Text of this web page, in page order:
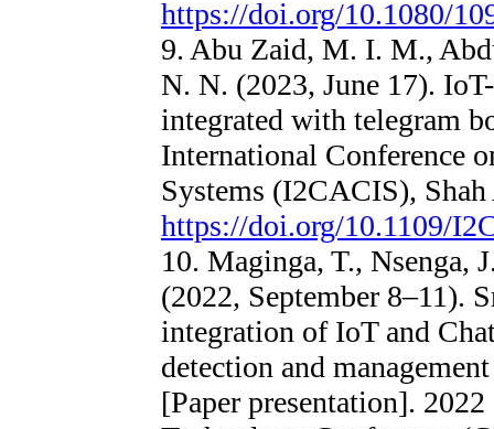
https://doi.org/10.1080/
9. Abu Zaid, M. I. M.,
N. N. (2023, June 17).
integrated with telegram
International Conference
Systems (I2CACIS),
https://doi.org/10.1109/
10. Maginga, T., Nsenga,
(2022, September 8–11).
integration of IoT and
detection and
[Paper presentation].